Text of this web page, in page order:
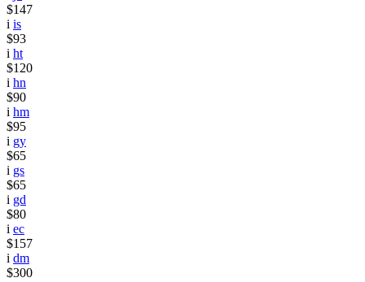
$147
i is
$93
i ht
$120
i hn
$90
i hm
$95
i gy
$65
i gs
$65
i gd
$80
i ec
$157
i dm
$300